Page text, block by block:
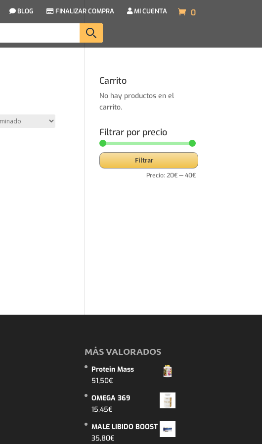
BLOG FINALIZAR COMPRA MI CUENTA 0
Carrito
No hay productos en el
carrito.
Filtrar por precio
Precio
mínimo
Precio
máximo
Filtrar
Precio: 20€—40€
MÁS VALORADOS
Protein Mass
51,50€
OMEGA 369
15,45€
MALE LIBIDO BOOST
35,80€